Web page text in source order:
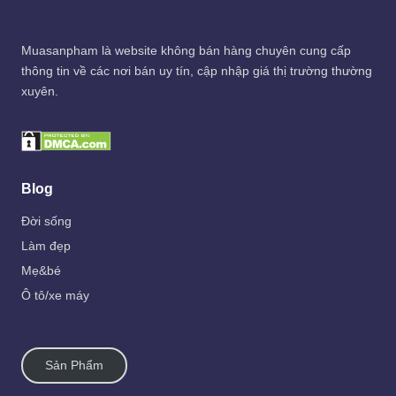
Muasanpham là website không bán hàng chuyên cung cấp
thông tin về các nơi bán uy tín, cập nhập giá thị trường thường
xuyên.
Blog
Đời sống
Làm đẹp
Mẹ&bé
Ô tô/xe máy
Sản Phẩm